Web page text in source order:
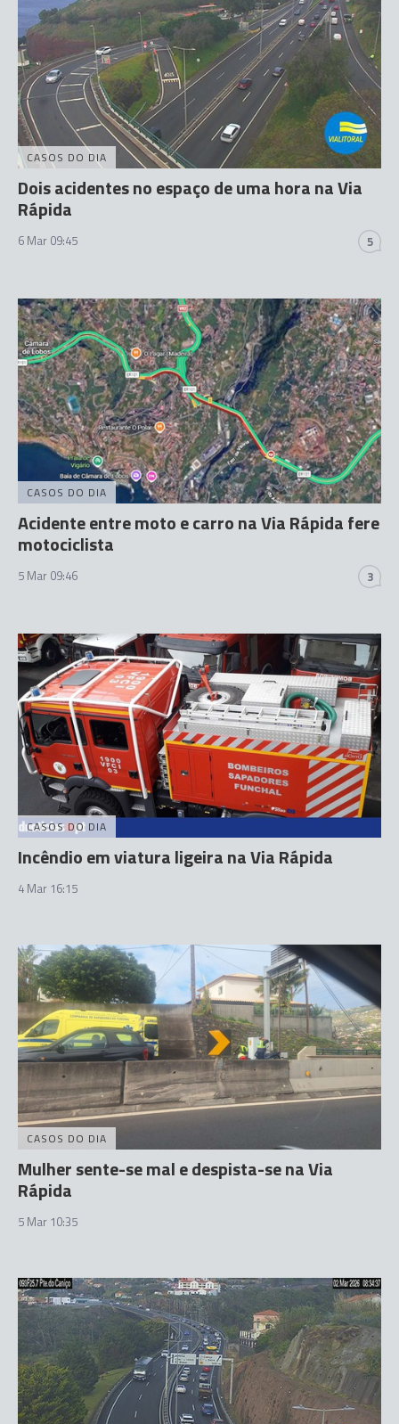
CASOS DO DIA
Dois acidentes no espaço de uma hora na Via
Rápida
6 Mar 09:45 5
CASOS DO DIA
Acidente entre moto e carro na Via Rápida fere
motociclista
5 Mar 09:46 3
CASOS DO DIA
Incêndio em viatura ligeira na Via Rápida
4 Mar 16:15
CASOS DO DIA
Mulher sente-se mal e despista-se na Via
Rápida
5 Mar 10:35